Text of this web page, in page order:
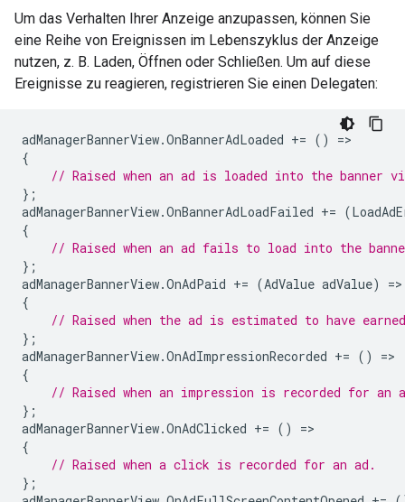
Um das Verhalten Ihrer Anzeige anzupassen, können Sie
eine Reihe von Ereignissen im Lebenszyklus der Anzeige
nutzen, z. B. Laden, Öffnen oder Schließen. Um auf diese
Ereignisse zu reagieren, registrieren Sie einen Delegaten:
adManagerBannerView.OnBannerAdLoaded += () =
{
// Raised when an ad is loaded into the banner
};
adManagerBannerView.OnBannerAdLoadFailed += (
{
// Raised when an ad fails to load into the
};
adManagerBannerView.OnAdPaid += (AdValue adValue) =
{
// Raised when the ad is estimated to have
};
adManagerBannerView.OnAdImpressionRecorded += () =
{
// Raised when an impression is recorded for an
};
adManagerBannerView.OnAdClicked += () =
{
// Raised when a click is recorded for an ad.
};